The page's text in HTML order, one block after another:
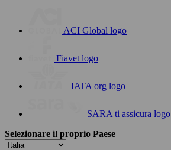
ACI Global logo
Fiavet logo
IATA org logo
SARA ti assicura logo
Selezionare il proprio Paese